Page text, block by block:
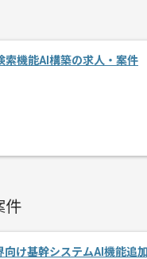
企業向けAIエージェント開
ンティストとしての実務
一部リモートでの作業を見
索機能AI構築の求人・案件
件
向け基幹システムAI機能追